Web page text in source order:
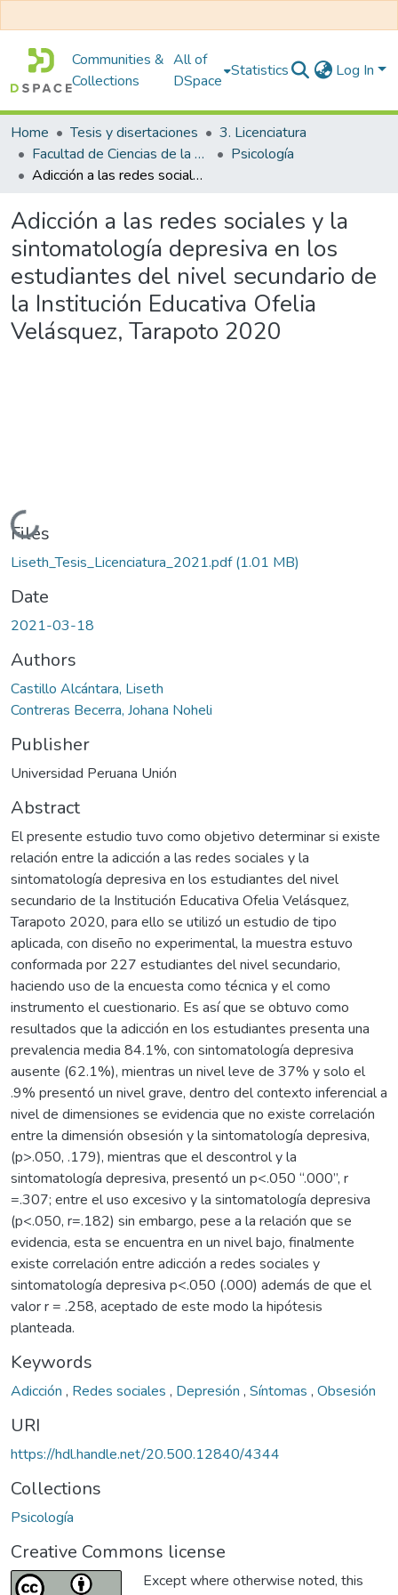
Communities &
Collections
All of
DSpace
Statistics Log In
Home Tesis y disertaciones
3. Licenciatura
Facultad de Ciencias de la Salud
Psicología
Adicción a las redes sociales y la sintomatología depresiva en los estudiantes del nivel secundario de la Institución Educativa Ofelia Velásquez, Tarapoto 2020
Adicción a las redes sociales y la
sintomatología depresiva en los
estudiantes del nivel secundario de
la Institución Educativa Ofelia
Velásquez, Tarapoto 2020
Loading...
Files
Liseth_Tesis_Licenciatura_2021.pdf(1.01 MB)
Date
2021-03-18
Authors
Castillo Alcántara, Liseth
Contreras Becerra, Johana Noheli
Publisher
Universidad Peruana Unión
Abstract
El presente estudio tuvo como objetivo determinar si existe
relación entre la adicción a las redes sociales y la
sintomatología depresiva en los estudiantes del nivel
secundario de la Institución Educativa Ofelia Velásquez,
Tarapoto 2020, para ello se utilizó un estudio de tipo
aplicada, con diseño no experimental, la muestra estuvo
conformada por 227 estudiantes del nivel secundario,
haciendo uso de la encuesta como técnica y el como
instrumento el cuestionario. Es así que se obtuvo como
resultados que la adicción en los estudiantes presenta una
prevalencia media 84.1%, con sintomatología depresiva
ausente (62.1%), mientras un nivel leve de 37% y solo el
.9% presentó un nivel grave, dentro del contexto inferencial a
nivel de dimensiones se evidencia que no existe correlación
entre la dimensión obsesión y la sintomatología depresiva,
(p>.050, .179), mientras que el descontrol y la
sintomatología depresiva, presentó un p<.050 “.000”, r
=.307; entre el uso excesivo y la sintomatología depresiva
(p<.050, r=.182) sin embargo, pese a la relación que se
evidencia, esta se encuentra en un nivel bajo, finalmente
existe correlación entre adicción a redes sociales y
sintomatología depresiva p<.050 (.000) además de que el
valor r = .258, aceptado de este modo la hipótesis
planteada.
Keywords
Adicción , Redes sociales , Depresión , Síntomas , Obsesión
URI
https://hdl.handle.net/20.500.12840/4344
Collections
Psicología
Creative Commons license
Except where otherwise noted, this